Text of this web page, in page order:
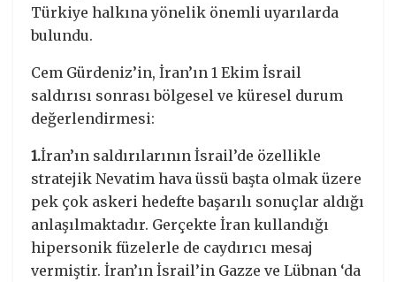
Türkiye halkına yönelik önemli uyarılarda
bulundu.
Cem Gürdeniz’in, İran’ın 1 Ekim İsrail
saldırısı sonrası bölgesel ve küresel durum
değerlendirmesi:
1.İran’ın saldırılarının İsrail’de özellikle
stratejik Nevatim hava üssü başta olmak üzere
pek çok askeri hedefte başarılı sonuçlar aldığı
anlaşılmaktadır. Gerçekte İran kullandığı
hipersonik füzelerle de caydırıcı mesaj
vermiştir. İran’ın İsrail’in Gazze ve Lübnan ‘da